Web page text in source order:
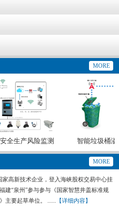
MORE
全生产风险监测
系统
智能垃圾桶溢
MORE
高新技术企业，登入海峡股权交易中心挂
建“泉州”参与参与《国家智慧井盖标准规
主要起草单位。 ...... 【详细内容】